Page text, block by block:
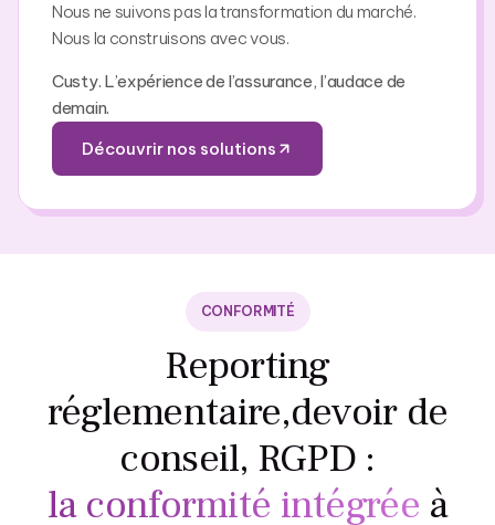
Nous ne suivons pas la transformation du marché.
Nous la construisons avec vous.
Custy. L’expérience de l’assurance, l’audace de
demain.
Découvrir nos solutions
CONFORMITÉ
Reporting
réglementaire,devoir de
conseil, RGPD :
la conformité intégrée à